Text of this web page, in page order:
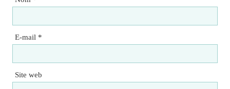
E-mail *
Site web